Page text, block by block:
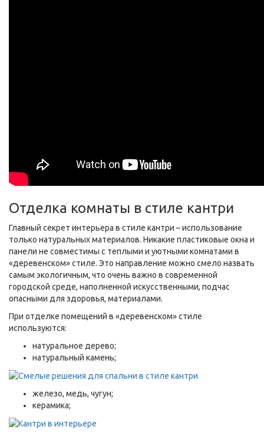
Отделка комнаты в стиле кантри
Главный секрет интерьера в стиле кантри – использование
только натуральных материалов. Никакие пластиковые окна и
панели не совместимы с теплыми и уютными комнатами в
«деревенском» стиле. Это направление можно смело назвать
самым экологичным, что очень важно в современной
городской среде, наполненной искусственными, подчас
опасными для здоровья, материалами.
При отделке помещений в «деревенском» стиле
используются:
натуральное дерево;
натуральный камень;
железо, медь, чугун;
керамика;